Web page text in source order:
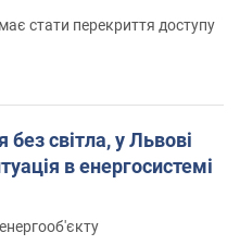
стати перекриття доступу
світла, у Львові
в енергосистемі